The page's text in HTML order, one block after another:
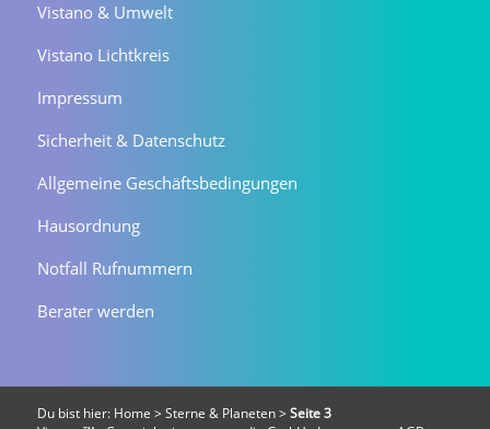
Vistano & Umwelt
Vistano Lichtkreis
Impressum
Sicherheit & Datenschutz
Allgemeine Geschäftsbedingungen
Hausordnung
Notfall Rufnummern
Berater werden
Du bist hier: Home > Sterne & Planeten> Seite 3